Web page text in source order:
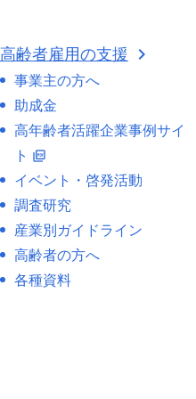
高齢者雇用の支援
事業主の方へ
助成金
高年齢者活躍企業事例サイ
ト picture_as_pdf
イベント・啓発活動
調査研究
産業別ガイドライン
高齢者の方へ
各種資料